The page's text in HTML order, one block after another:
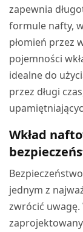
zapewnia
formule nafty,
płomień przez
pojemności
idealne do
przez długi
Wkład
jednym z
zwrócić uwagę.